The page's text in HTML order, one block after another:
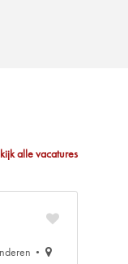
alle vacatures